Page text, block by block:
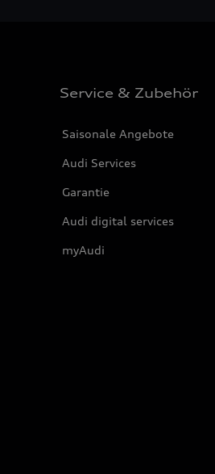
Service & Zubehör
Saisonale Angebote
Audi Services
Garantie
Audi digital services
myAudi